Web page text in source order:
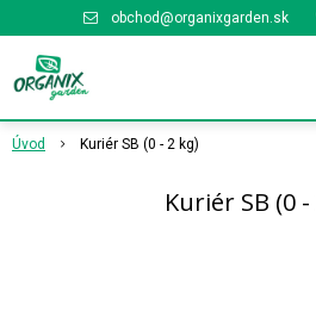
obchod@organixgarden.sk
Úvod Kuriér SB (0 - 2 kg)
Kuriér SB (0